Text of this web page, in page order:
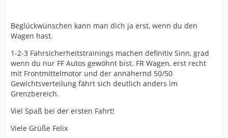
Beglückwünschen kann man dich ja erst, wenn du den
Wagen hast.
1-2-3 Fahrsicherheitstrainings machen definitiv Sinn, grad
wenn du nur FF Autos gewöhnt bist. FR Wagen, erst recht
mit Frontmittelmotor und der annähernd 50/50
Gewichtsverteilung fährt sich deutlich anders im
Grenzbereich.
Viel Spaß bei der ersten Fahrt!
Viele Grüße Felix